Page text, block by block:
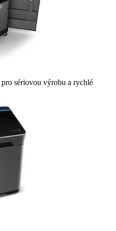
pro sériovou výrobu a rychlé